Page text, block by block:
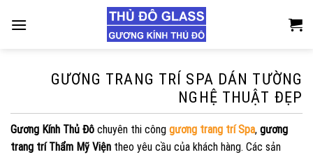
GƯƠNG TRANG TRÍ SPA DÁN TƯỜNG
NGHỆ THUẬT ĐẸP
Gương Kính Thủ Đô chuyên thi công gương trang trí Spa, gương
trang trí Thẩm Mỹ Viện theo yêu cầu của khách hàng. Các sản